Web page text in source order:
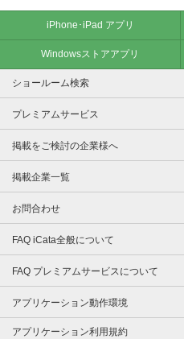
iPhone･iPad アプリ
Windowsストアアプリ
ショールーム検索
プレミアムサービス
掲載をご検討の企業様へ
掲載企業一覧
お問合わせ
FAQ iCata全般について
FAQ プレミアムサービスについて
アプリケーション動作環境
アプリケーション利用規約